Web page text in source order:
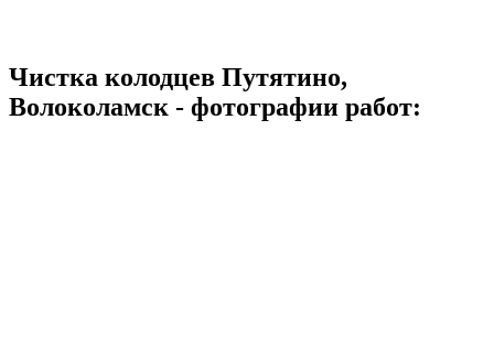
Чистка колодцев Путятино,
Волоколамск - фотографии работ: